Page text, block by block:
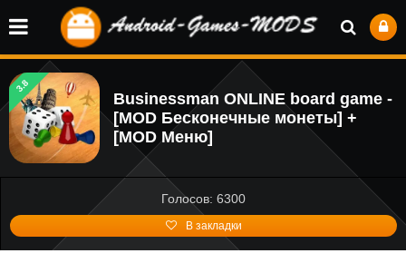
3.8
Businessman ONLINE board game -
[MOD Бесконечные монеты] +
[MOD Меню]
Голосов: 6300
В закладки